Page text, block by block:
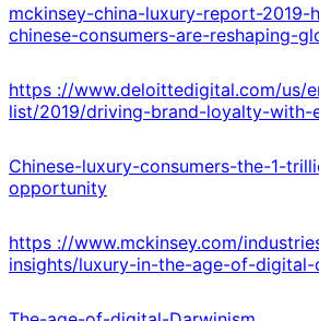
mckinsey-china-luxury-report-2019-
chinese-consumers-are-reshaping-
https ://www.deloittedigital.com/us/
list/2019/driving-brand-loyalty-with-
Chinese-luxury-consumers-the-1-
opportunity
https ://www.mckinsey.com/
insights/luxury-in-the-age-of-digital-